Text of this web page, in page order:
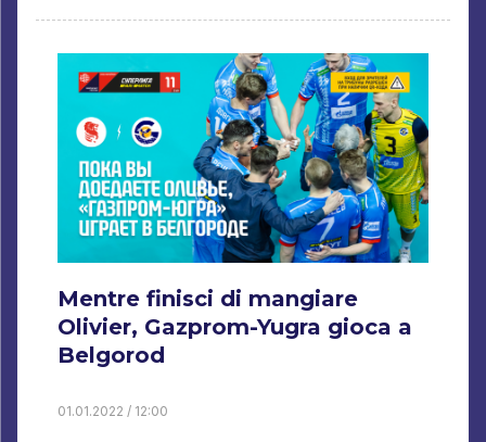
Mentre finisci di mangiare
Olivier, Gazprom-Yugra gioca a
Belgorod
01.01.2022 / 12:00